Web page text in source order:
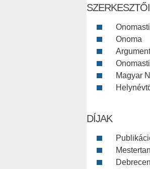
Onoma
Magyar
DÍJAK